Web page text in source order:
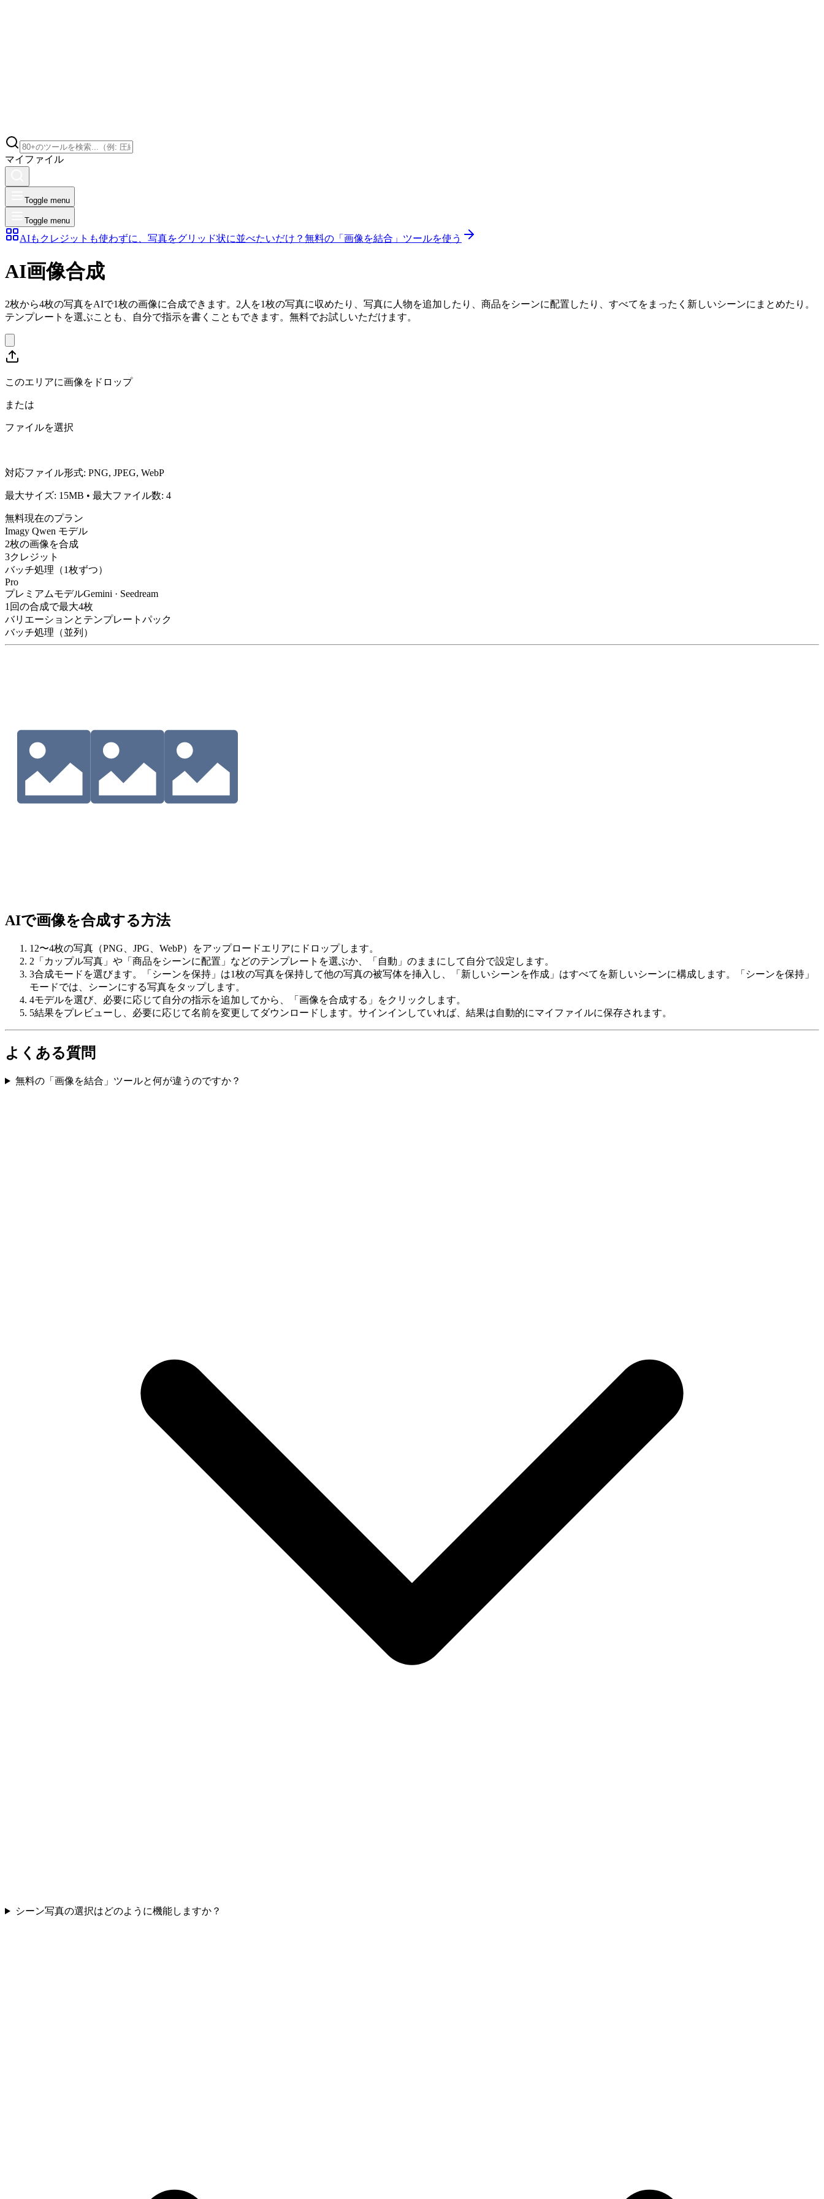
マイファイル
Toggle menu
Toggle menu
AIもクレジットも使わずに、写真をグリッド状に並べたいだけ？ 無料の「画像を結合」ツールを使う
AI画像合成
2枚から4枚の写真をAIで1枚の画像に合成できます。2人を1枚の写真に収めたり、写真に人物を追加したり、商品をシーンに配置したり、すべてをまったく新しいシーンにまとめたり。
テンプレートを選ぶことも、自分で指示を書くこともできます。無料でお試しいただけます。
このエリアに画像をドロップ
または
ファイルを選択
対応ファイル形式: PNG, JPEG, WebP
最大サイズ: 15MB • 最大ファイル数: 4
無料現在のプラン
Imagy Qwen モデル
2枚の画像を合成
3クレジット
バッチ処理（1枚ずつ）
Pro
プレミアムモデルGemini · Seedream
1回の合成で最大4枚
バリエーションとテンプレートパック
バッチ処理（並列）
AIで画像を合成する方法
1 2〜4枚の写真（PNG、JPG、WebP）をアップロードエリアにドロップします。
2 「カップル写真」や「商品をシーンに配置」などのテンプレートを選ぶか、「自動」のままにして自分で設定します。
3合成モードを選びます。「シーンを保持」は1枚の写真を保持して他の写真の被写体を挿入し、「新しいシーンを作成」はすべてを新しいシーンに構成します。「シーンを保持」
モードでは、シーンにする写真をタップします。
4モデルを選び、必要に応じて自分の指示を追加してから、「画像を合成する」をクリックします。
5結果をプレビューし、必要に応じて名前を変更してダウンロードします。サインインしていれば、結果は自動的にマイファイルに保存されます。
よくある質問
無料の「画像を結合」ツールと何が違うのですか？
シーン写真の選択はどのように機能しますか？